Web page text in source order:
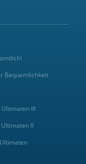
Bequemlichkeit
III
II